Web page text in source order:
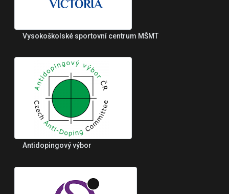
Vysokoškolské sportovní centrum MŠMT
Antidopingový výbor